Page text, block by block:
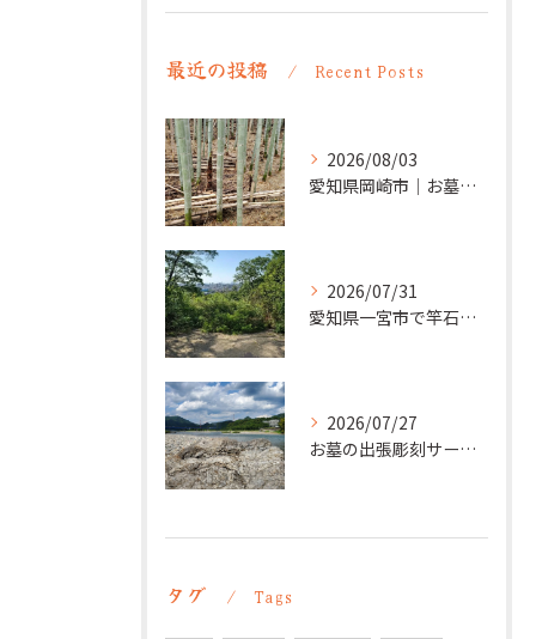
最近の投稿 Recent Posts
2026/08/03
愛知県岡崎市｜お墓の追加彫り施工例 ｜彫刻本舗
2026/07/31
愛知県一宮市で竿石への追加彫刻｜彫刻本舗
2026/07/27
お墓の出張彫刻サービス【彫刻本舗】愛知県豊明市
タグ Tags